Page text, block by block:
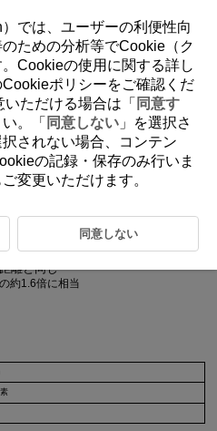
時：キヤノンEF/EF-Sレンズ（
離と同じ
約1.6倍に相当
では、ユーザーの利便性向
ための分析等でCookie（ク
Cookieの使用に関する詳し
Cookieポリシーをご確認くだ
ただける場合は「 同意す
。「 同意しない 」を選択さ
されない場合、コンテン
の記録・保存のみ行いま
変更いただけます。
同意しない